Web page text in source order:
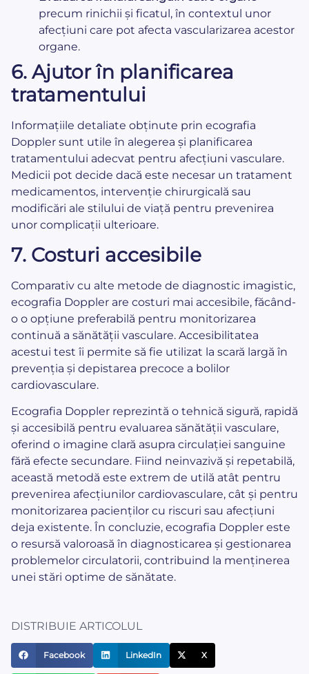
precum rinichii și ficatul, în contextul unor
afecțiuni care pot afecta vascularizarea acestor
organe.
6. Ajutor în planificarea
tratamentului
Informațiile detaliate obținute prin ecografia
Doppler sunt utile în alegerea și planificarea
tratamentului adecvat pentru afecțiuni vasculare.
Medicii pot decide dacă este necesar un tratament
medicamentos, intervenție chirurgicală sau
modificări ale stilului de viață pentru prevenirea
unor complicații ulterioare.
7. Costuri accesibile
Comparativ cu alte metode de diagnostic imagistic,
ecografia Doppler are costuri mai accesibile, făcând-
o o opțiune preferabilă pentru monitorizarea
continuă a sănătății vasculare. Accesibilitatea
acestui test îi permite să fie utilizat la scară largă în
prevenția și depistarea precoce a bolilor
cardiovasculare.
Ecografia Doppler reprezintă o tehnică sigură, rapidă
și accesibilă pentru evaluarea sănătății vasculare,
oferind o imagine clară asupra circulației sanguine
fără efecte secundare. Fiind neinvazivă și repetabilă,
această metodă este extrem de utilă atât pentru
prevenirea afecțiunilor cardiovasculare, cât și pentru
monitorizarea pacienților cu riscuri sau afecțiuni
deja existente. În concluzie, ecografia Doppler este
o resursă valoroasă în diagnosticarea și gestionarea
problemelor circulatorii, contribuind la menținerea
unei stări optime de sănătate.
DISTRIBUIE ARTICOLUL
Facebook LinkedIn X